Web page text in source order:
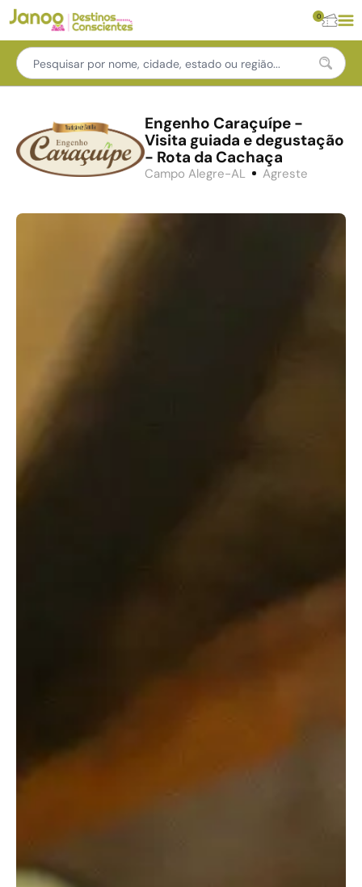
0
Engenho Caraçuípe -
Visita guiada e degustação
- Rota da Cachaça
Campo Alegre-AL Agreste